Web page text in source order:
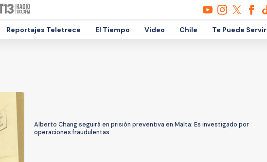
Reportajes Teletrece El Tiempo Video Chile Te Puede Servir
Alberto Chang seguirá en prisión preventiva en Malta: Es investigado por
operaciones fraudulentas